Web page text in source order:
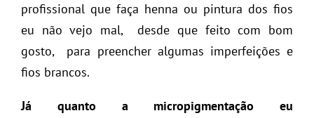
profissional que faça henna ou pintura dos fios
eu não vejo mal, desde que feito com bom
gosto, para preencher algumas imperfeições e
fios brancos.
Já quanto a micropigmentação eu